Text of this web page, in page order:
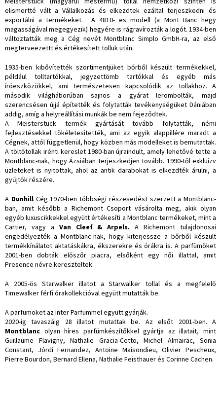
elismertté vált a Vállalkozás és elkezdtek ezáltal terjeszkedni és
exportálni a termékeket. A 4810- es modell (a Mont Banc hegy
magasságával megegyezik) hegyére is rágravírozták a logót. 1934-ben
változtatták meg a Cég nevét Montblanc Simplo GmbH-ra, az első
megterveezettt és értékesített tolluk után.
1935-ben kibővítették szortimentjüket bőrből készült termékekkel,
például tolltartókkal, jegyzettömb tartókkal és egyéb más
íróeszközökkel, ami természetesen kapcsolódik az tollakhoz. A
második világháborúban sajnos a gyárat lerombolták, majd
szerencsésen újjá építették és folytatták tevékenységüket Dániában
addig, amíg a helyreállítási munkák be nem fejeződtek.
A Meisterstück termék gyártását tovább folytatták, némi
fejlesztésekkel tökéletesítették, ami az egyik alappillére maradt a
Cégnek, attól függetlenül, hogy közben más modelleket is bemutattak.
A töltőtollak irénti kereslet 1980-ban újraindult, amely lehetővé tette a
Montblanc-nak, hogy Ázsiában terjeszkedjen tovább. 1990-től exkluízv
üzleteket is nyitottak, ahol az antik darabokat is elkezdték árulni, a
gyűjtők részére.
A Dunhill Cég 1970-ben többségi részesedést szerzett a Montblanc-
ban, amit később a Richemont Csoport vásárolta meg, akik olyan
egyéb luxuscikkekkel együtt értékesíti a Montblanc termékeket, mint a
Cartier, vagy a Van Cleef & Arpels. A Richemont tulajdonosai
engedélyezték a Montblanc-nak, hogy kiterjessze a bőrből készült
termékkínálatot aktatáskákra, ékszerekre és órákra is. A parfümöket
2001-ben dobták előszőr piacra, elsőként egy női illattal, amit
Presence névre kereszteltek.
A 2005-ös Starwalker illatot a Starwalker tollal és a megfelelő
Timewalker férfi órakollekcióval együtt mutatták be.
A parfümöket az Inter Parfümmel együtt gyárják.
2020-ig tavaszáig 28 illatot mutattak be. Az elsőt 2001-ben. A
Montblanc olyan híres parfümkészítőkkel gyártja az illatait, mint
Guillaume Flavigny, Nathalie Gracia-Cetto, Michel Almairac, Sonia
Constant, Jórdi Fernandez, Antoine Maisondieu, Olivier Pescheux,
Pierre Bourdon, Bernard Ellena, Nathalie Feisthauer és Corinne Cachen.